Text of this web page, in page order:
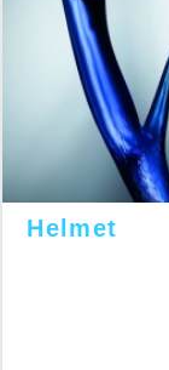
Helmet